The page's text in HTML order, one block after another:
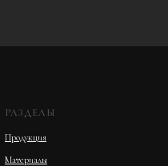
РАЗДЕЛЫ
Продукция
Материалы